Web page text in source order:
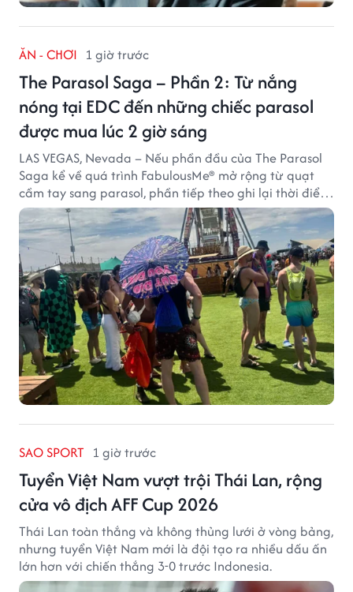
ĂN - CHƠI 1 giờ trước
The Parasol Saga – Phần 2: Từ nắng
nóng tại EDC đến những chiếc parasol
được mua lúc 2 giờ sáng
LAS VEGAS, Nevada – Nếu phần đầu của The Parasol
Saga kể về quá trình FabulousMe® mở rộng từ quạt
cầm tay sang parasol, phần tiếp theo ghi lại thời điểm
sản phẩm được thị trường đón nhận và dần vượt khỏi
công năng che nắng thông thường.
SAO SPORT 1 giờ trước
Tuyển Việt Nam vượt trội Thái Lan, rộng
cửa vô địch AFF Cup 2026
Thái Lan toàn thắng và không thủng lưới ở vòng bảng,
nhưng tuyển Việt Nam mới là đội tạo ra nhiều dấu ấn
lớn hơn với chiến thắng 3-0 trước Indonesia.